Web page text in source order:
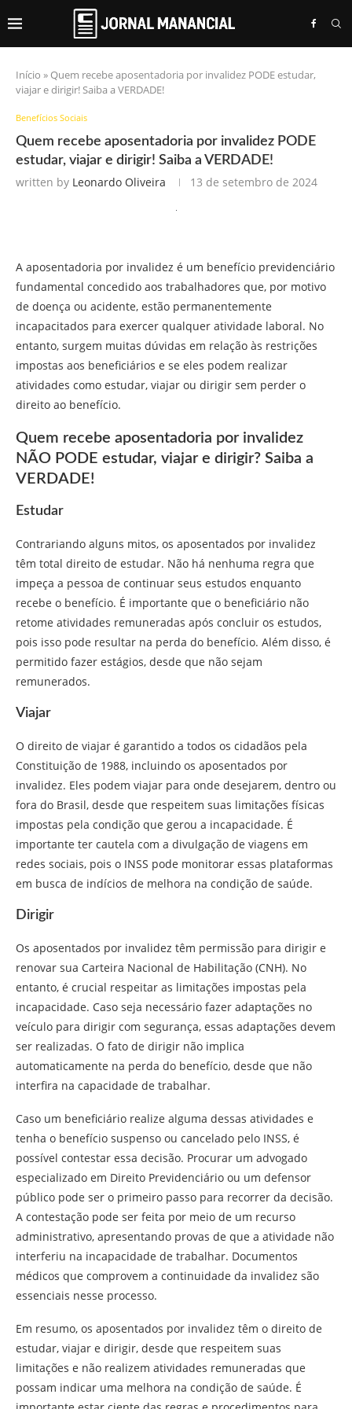
Início » Quem recebe aposentadoria por invalidez PODE estudar,
viajar e dirigir! Saiba a VERDADE!
Benefícios Sociais
Quem recebe aposentadoria por invalidez PODE
estudar, viajar e dirigir! Saiba a VERDADE!
written by Leonardo Oliveira 13 de setembro de 2024
A aposentadoria por invalidez é um benefício previdenciário
fundamental concedido aos trabalhadores que, por motivo
de doença ou acidente, estão permanentemente
incapacitados para exercer qualquer atividade laboral. No
entanto, surgem muitas dúvidas em relação às restrições
impostas aos beneficiários e se eles podem realizar
atividades como estudar, viajar ou dirigir sem perder o
direito ao benefício.
Quem recebe aposentadoria por invalidez
NÃO PODE estudar, viajar e dirigir? Saiba a
VERDADE!
Estudar
Contrariando alguns mitos, os aposentados por invalidez
têm total direito de estudar. Não há nenhuma regra que
impeça a pessoa de continuar seus estudos enquanto
recebe o benefício. É importante que o beneficiário não
retome atividades remuneradas após concluir os estudos,
pois isso pode resultar na perda do benefício. Além disso, é
permitido fazer estágios, desde que não sejam
remunerados.
Viajar
O direito de viajar é garantido a todos os cidadãos pela
Constituição de 1988, incluindo os aposentados por
invalidez. Eles podem viajar para onde desejarem, dentro ou
fora do Brasil, desde que respeitem suas limitações físicas
impostas pela condição que gerou a incapacidade. É
importante ter cautela com a divulgação de viagens em
redes sociais, pois o INSS pode monitorar essas plataformas
em busca de indícios de melhora na condição de saúde.
Dirigir
Os aposentados por invalidez têm permissão para dirigir e
renovar sua Carteira Nacional de Habilitação (CNH). No
entanto, é crucial respeitar as limitações impostas pela
incapacidade. Caso seja necessário fazer adaptações no
veículo para dirigir com segurança, essas adaptações devem
ser realizadas. O fato de dirigir não implica
automaticamente na perda do benefício, desde que não
interfira na capacidade de trabalhar.
Caso um beneficiário realize alguma dessas atividades e
tenha o benefício suspenso ou cancelado pelo INSS, é
possível contestar essa decisão. Procurar um advogado
especializado em Direito Previdenciário ou um defensor
público pode ser o primeiro passo para recorrer da decisão.
A contestação pode ser feita por meio de um recurso
administrativo, apresentando provas de que a atividade não
interferiu na incapacidade de trabalhar. Documentos
médicos que comprovem a continuidade da invalidez são
essenciais nesse processo.
Em resumo, os aposentados por invalidez têm o direito de
estudar, viajar e dirigir, desde que respeitem suas
limitações e não realizem atividades remuneradas que
possam indicar uma melhora na condição de saúde. É